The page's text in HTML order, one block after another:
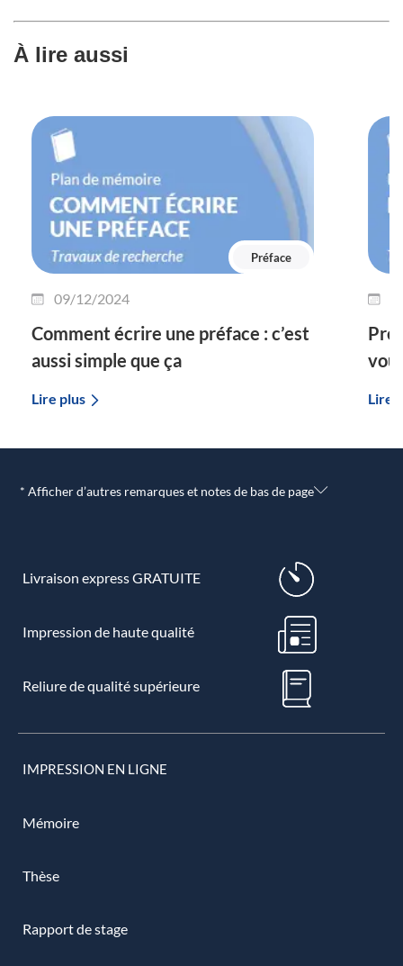
À lire aussi
Préface
09/12/2024
Comment écrire une préface : c’est
aussi simple que ça
Lire plus Lire
* Afficher d’autres remarques et notes de bas de page
Livraison express GRATUITE
Impression de haute qualité
Reliure de qualité supérieure
IMPRESSION EN LIGNE
Mémoire
Thèse
Rapport de stage